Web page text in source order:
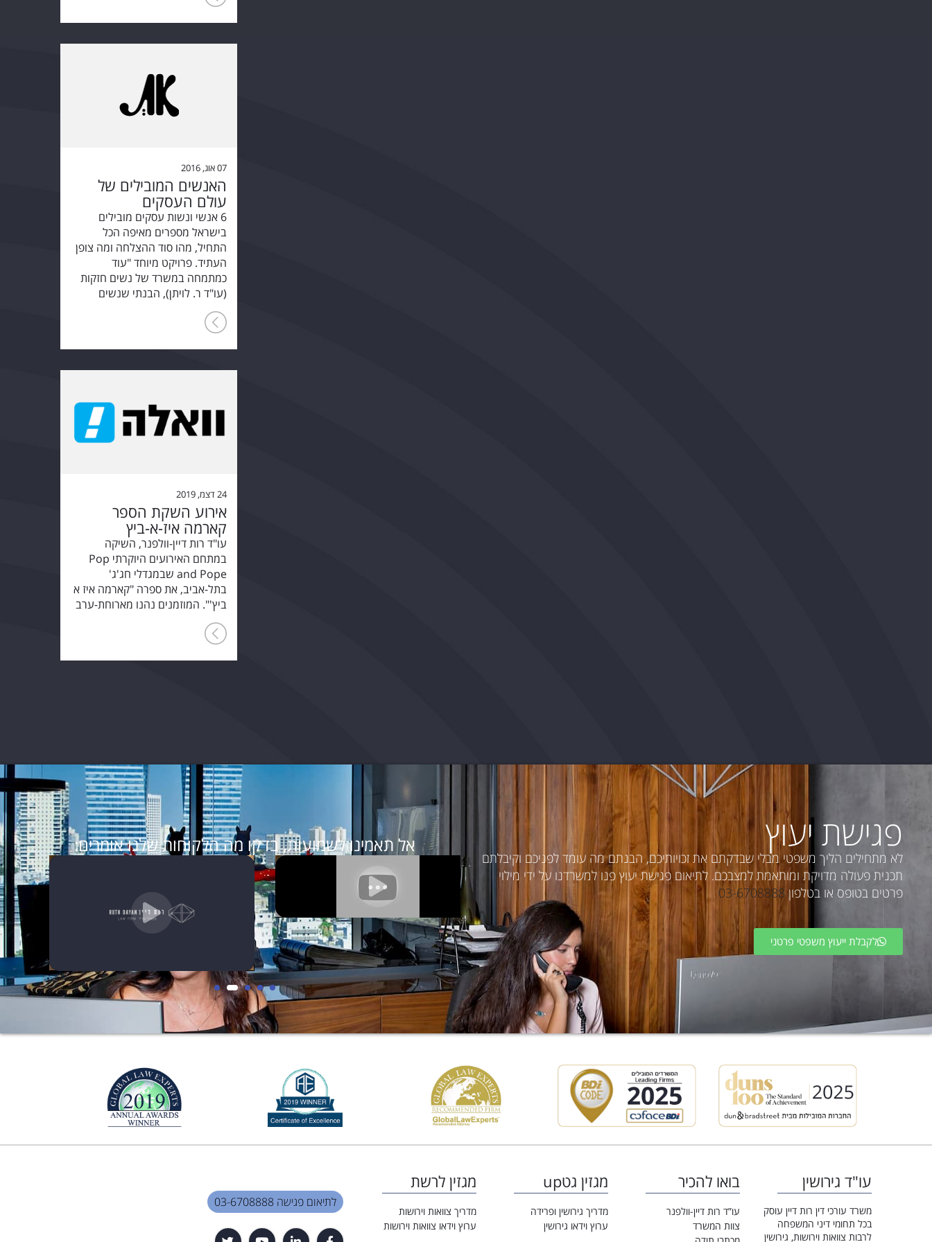
07 אוג, 2016
האנשים המובילים של
עולם העסקים
6 אנשי ונשות עסקים מובילים
בישראל מספרים מאיפה הכל
התחיל, מהו סוד ההצלחה ומה צופן
העתיד. פרויקט מיוחד "עוד
כמתמחה במשרד של נשים חזקות
(עו"ד ר. לויתן), הבנתי שנשים
24 דצמ, 2019
אירוע השקת הספר
קארמה איז-א-ביץ
עו"ד רות דיין-וולפנר, השיקה
במתחם האירועים היוקרתי Pop
and Pope שבמגדלי חג'ג'
בתל-אביב, את ספרה "קארמה איז א
ביץ'". המוזמנים נהנו מארוחת-ערב
פגישת יעוץ
לא מתחילים הליך משפטי מבלי שבדקתם את זכויותיכם, הבנתם מה עומד לפניכם וקיבלתם
תכנית פעולה מדויקת ומותאמת למצבכם. לתיאום פגישת יעוץ פנו למשרדנו על ידי מילוי
פרטים בטופס או בטלפון 03-6708888
לקבלת ייעוץ משפטי פרטני
אל תאמינו לשמועות, בדקו מה הלקוחות שלנו אומרים:
עו"ד גירושין
משרד עורכי דין רות דיין עוסק
בכל תחומי דיני המשפחה
לרבות צוואות וירושות, גירושין
בואו להכיר
עו”ד רות דיין-וולפנר
צוות המשרד
מגזין גטup
מדריך גירושין ופרידה
ערוץ וידאו גירושין
מגזין לרשת
מדריך צוואות וירושות
ערוץ וידאו צוואות וירושות
לתיאום פגישה 03-6708888